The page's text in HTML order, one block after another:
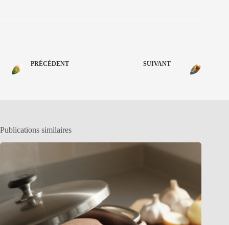
PRÉCÉDENT SUIVANT
Publications similaires